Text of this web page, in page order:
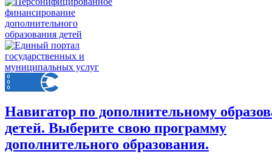
Навигатор по дополнительному
детей. Выберите свою программу
дополнительного образования.